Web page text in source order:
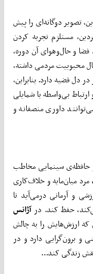
تصویر دوگانه‌ای را پیش
مستلزم تجربه کردن
و حال‌وهوای آن دوره،
محبوبیت مردمی داشته،
دل قضیه دارد. بنابراین،
بی‌واسطه با شمایلی
داوری منصفانه و
سینمایی مخاطب
میان‌مایه و خلاف‌کاری
و آرمانی درمی‌آید تا
حفظ کند. در آژانس
ارزش‌هایش را به چالش
و برون‌گرایی دارد و در
زندگی کند...